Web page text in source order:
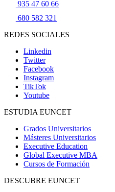
935 47 60 66
680 582 321
REDES SOCIALES
Linkedin
Twitter
Facebook
Instagram
TikTok
Youtube
ESTUDIA EUNCET
Grados Universitarios
Másteres Universitarios
Executive Education
Global Executive MBA
Cursos de Formación
DESCUBRE EUNCET